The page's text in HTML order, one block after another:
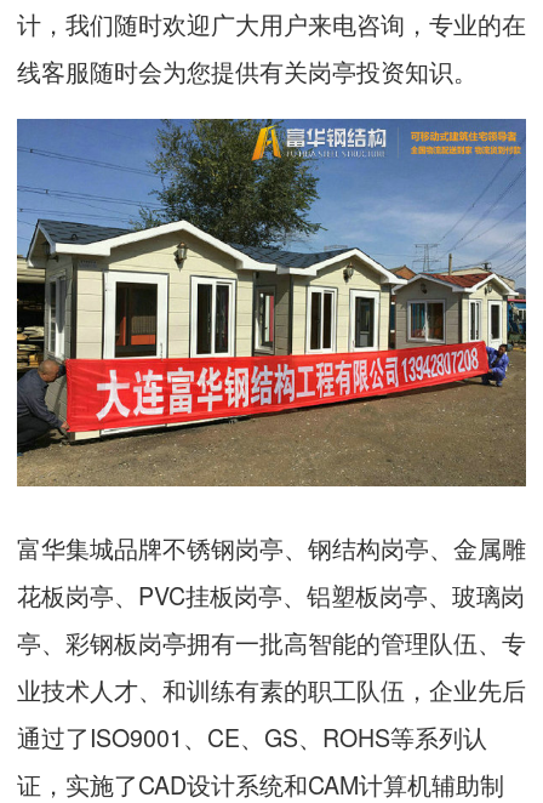
计，我们随时欢迎广大用户来电咨询，专业的在
线客服随时会为您提供有关岗亭投资知识。
富华集城品牌不锈钢岗亭、钢结构岗亭、金属雕
花板岗亭、PVC挂板岗亭、铝塑板岗亭、玻璃岗
亭、彩钢板岗亭拥有一批高智能的管理队伍、专
业技术人才、和训练有素的职工队伍，企业先后
通过了ISO9001、CE、GS、ROHS等系列认
证，实施了CAD设计系统和CAM计算机辅助制